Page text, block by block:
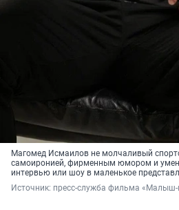
Магомед Исмаилов не молчаливый
самоиронией, фирменным юмором и
интервью или шоу в маленькое
Источник: пресс-служба фильма «Малыш-